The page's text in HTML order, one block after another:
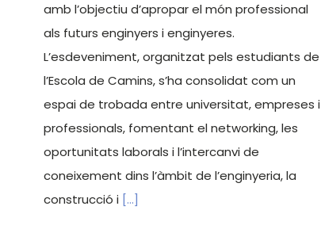
amb l’objectiu d’apropar el món professional
als futurs enginyers i enginyeres.
L’esdeveniment, organitzat pels estudiants de
l’Escola de Camins, s’ha consolidat com un
espai de trobada entre universitat, empreses i
professionals, fomentant el networking, les
oportunitats laborals i l’intercanvi de
coneixement dins l’àmbit de l’enginyeria, la
construcció i [...]